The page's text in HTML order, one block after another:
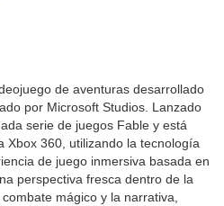
de aventuras desarrollado
por Microsoft Studios. Lanzado
serie de juegos Fable y está
Xbox 360, utilizando la tecnología
de juego inmersiva basada en
perspectiva fresca dentro de la
mágico y la narrativa,